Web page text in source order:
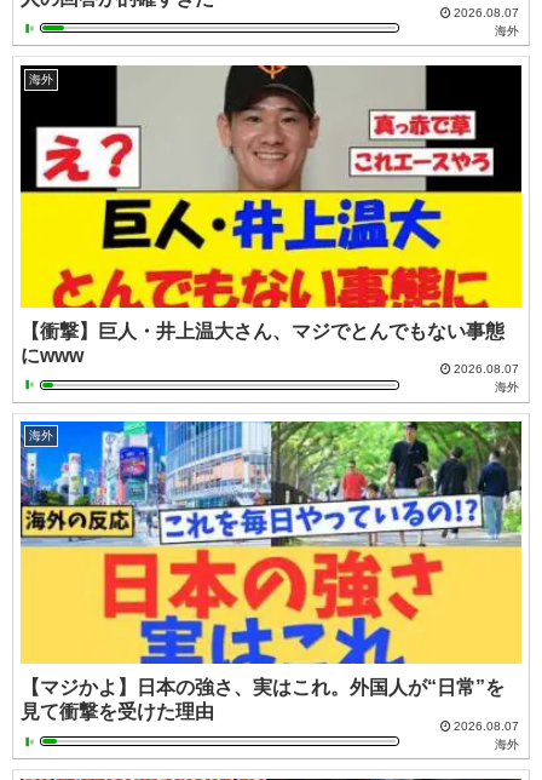
2026.08.07
海外
海外
【衝撃】巨人・井上温大さん、マジでとんでもない事態
にwww
2026.08.07
海外
海外
【マジかよ】日本の強さ、実はこれ。外国人が“日常”を
見て衝撃を受けた理由
2026.08.07
海外